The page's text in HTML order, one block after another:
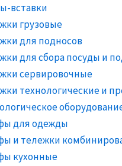
вставки
грузовые
для подносов
для сбора посуды и
сервировочные
технологические и
для одежды
и тележки
кухонные